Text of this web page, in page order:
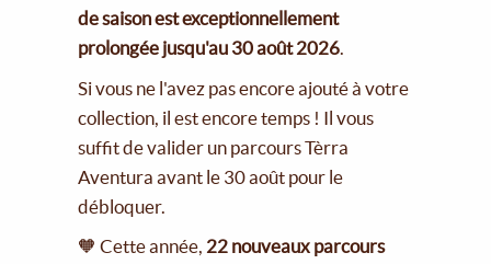
de saison est exceptionnellement
prolongée jusqu'au 30 août 2026.
Si vous ne l'avez pas encore ajouté à votre
collection, il est encore temps ! Il vous
suffit de valider un parcours Tèrra
Aventura avant le 30 août pour le
débloquer.
🧡 Cette année, 22 nouveaux parcours